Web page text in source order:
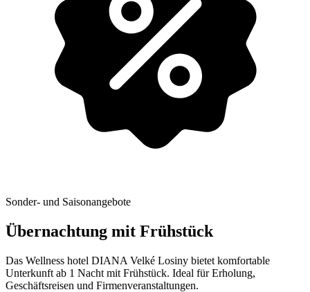
Sonder- und Saisonangebote
Übernachtung mit Frühstück
Das Wellness hotel DIANA Velké Losiny bietet komfortable
Unterkunft ab 1 Nacht mit Frühstück. Ideal für Erholung,
Geschäftsreisen und Firmenveranstaltungen.